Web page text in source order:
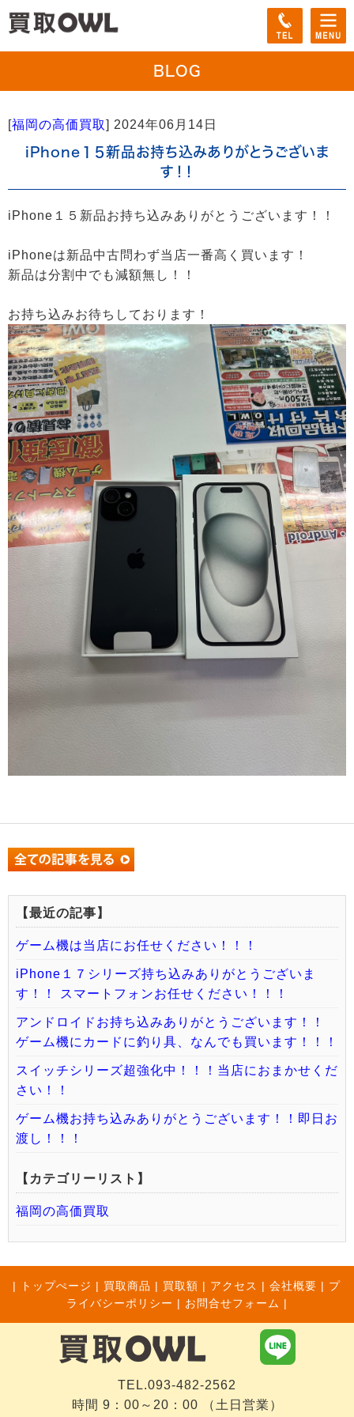
BLOG
[福岡の高価買取] 2024年06月14日
iPhone１５新品お持ち込みありがとうございま
す！！
iPhone１５新品お持ち込みありがとうございます！！
iPhoneは新品中古問わず当店一番高く買います！
新品は分割中でも減額無し！！
お持ち込みお待ちしております！
【最近の記事】
ゲーム機は当店にお任せください！！！
iPhone１７シリーズ持ち込みありがとうございま
す！！ スマートフォンお任せください！！！
アンドロイドお持ち込みありがとうございます！！
ゲーム機にカードに釣り具、なんでも買います！！！
スイッチシリーズ超強化中！！！当店におまかせくだ
さい！！
ゲーム機お持ち込みありがとうございます！！即日お
渡し！！！
【カテゴリーリスト】
福岡の高価買取
| トップぺージ | 買取商品 | 買取額 | アクセス | 会社概要 | プ
ライバシーポリシー | お問合せフォーム |
TEL.093-482-2562
時間 9：00～20：00 （土日営業）